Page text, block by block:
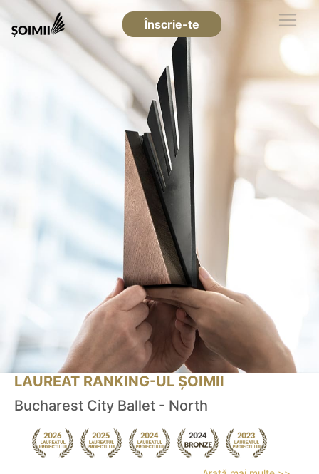
Înscrie-te
LAUREAT RANKING-UL ȘOIMII
Bucharest City Ballet - North